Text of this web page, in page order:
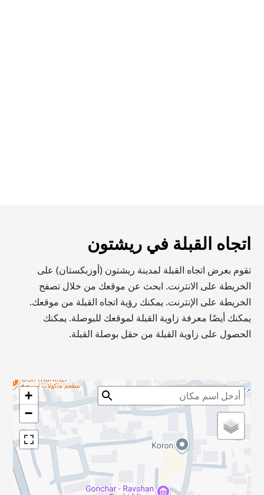
اتجاه القبلة في ريشتون
تقوم بعرض اتجاه القبلة لمدينة ريشتون (أوزبكستان) على
الخريطة على الانترنت. ابحث عن موقعك من خلال تصفح
الخريطة على الإنترنت. يمكنك رؤية اتجاه القبلة من موقعك.
يمكنك أيضًا معرفة زاوية القبلة لموقعك للبوصلة. يمكنك
الحصول على زاوية القبلة من حقل بوصلة القبلة.
+
−